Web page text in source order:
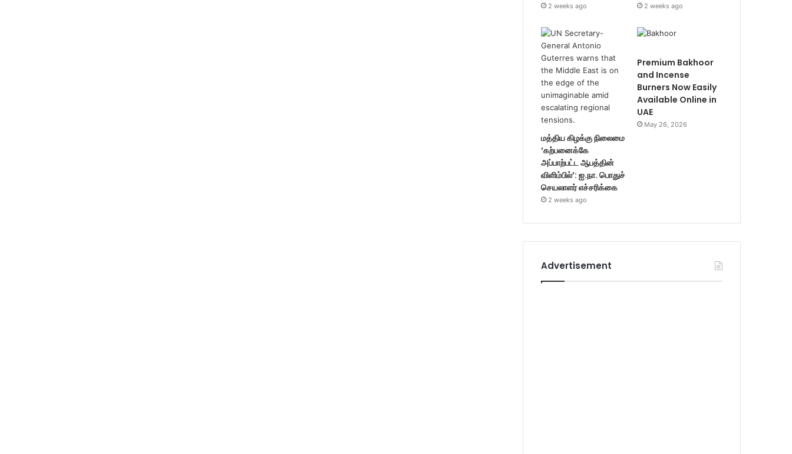
2 weeks ago 2 weeks ago
மத்திய கிழக்கு நிலைமை
‘கற்பனைக்கே
அப்பாற்பட்ட ஆபத்தின்
விளிம்பில்’: ஐ.நா. பொதுச்
செயலாளர் எச்சரிக்கை
2 weeks ago
Premium Bakhoor
and Incense
Burners Now Easily
Available Online in
UAE
May 26, 2026
Advertisement